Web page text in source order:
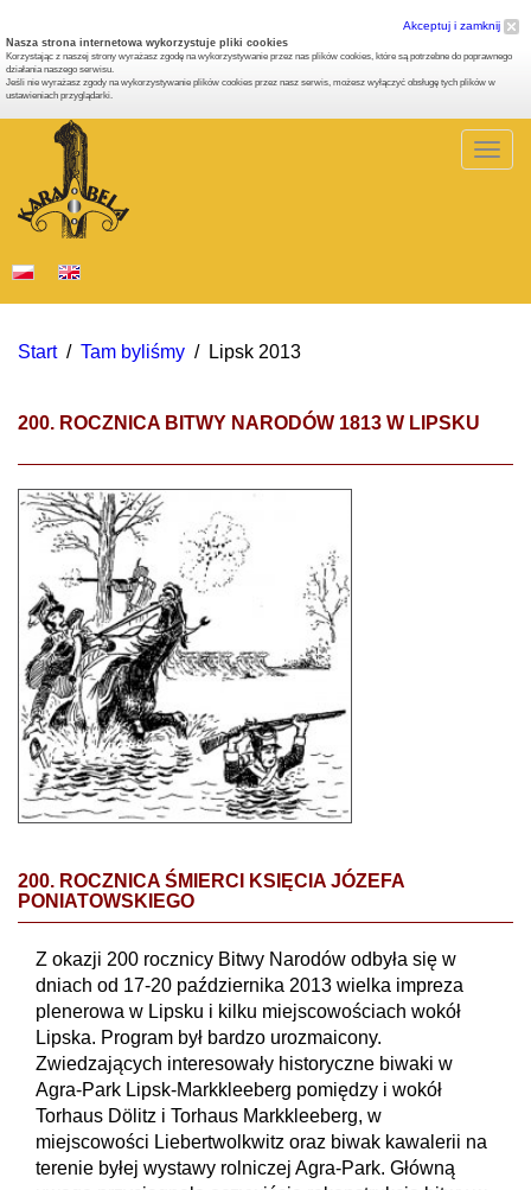
Akceptuj i zamknij
Nasza strona internetowa wykorzystuje pliki cookies
Korzystając z naszej strony wyrażasz zgodę na wykorzystywanie przez nas plików cookies, które są potrzebne do poprawnego
działania naszego serwisu.
Jeśli nie wyrażasz zgody na wykorzystywanie plików cookies przez nasz serwis, możesz wyłączyć obsługę tych plików w
ustawieniach przyglądarki.
Start/ Tam byliśmy / Lipsk 2013
200. ROCZNICA BITWY NARODÓW 1813 W LIPSKU
200. ROCZNICA ŚMIERCI KSIĘCIA JÓZEFA
PONIATOWSKIEGO
Z okazji 200 rocznicy Bitwy Narodów odbyła się w
dniach od 17-20 października 2013 wielka impreza
plenerowa w Lipsku i kilku miejscowościach wokół
Lipska. Program był bardzo urozmaicony.
Zwiedzających interesowały historyczne biwaki w
Agra-Park Lipsk-Markkleeberg pomiędzy i wokół
Torhaus Dölitz i Torhaus Markkleeberg, w
miejscowości Liebertwolkwitz oraz biwak kawalerii na
terenie byłej wystawy rolniczej Agra-Park. Główną